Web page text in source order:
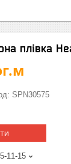
плівка
SPN30575
11-15